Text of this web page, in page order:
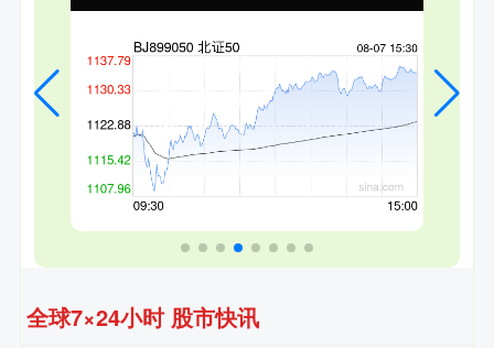
全球7×24小时 股市快讯